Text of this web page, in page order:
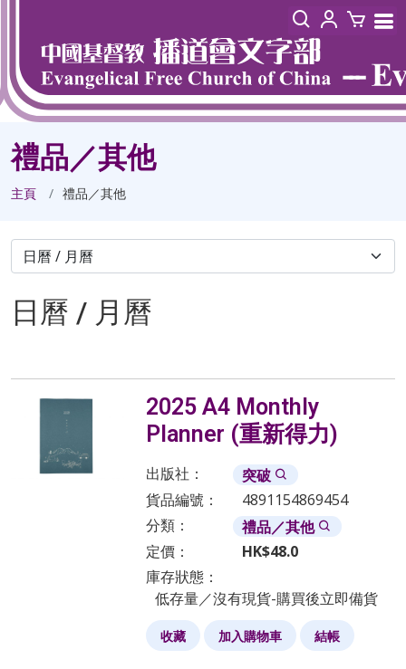
禮品／其他
主頁 禮品／其他
日曆 / 月曆
2025 A4 Monthly
Planner (重新得力)
出版社：
突破
貨品編號：
4891154869454
分類：
禮品／其他
定價：
HK$48.0
庫存狀態：
低存量／沒有現貨-購買後立即備貨
收藏 加入購物車 結帳